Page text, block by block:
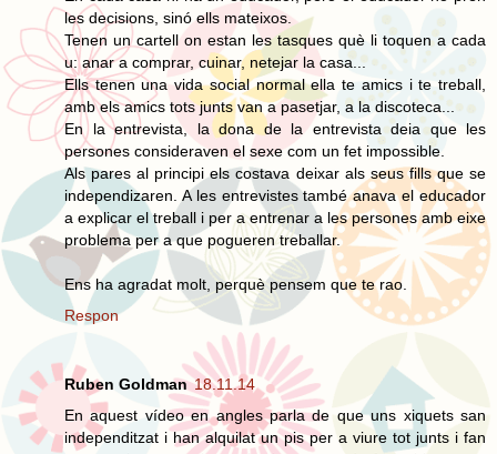
les decisions, sinó ells mateixos.
Tenen un cartell on estan les tasques què li toquen a cada
u: anar a comprar, cuinar, netejar la casa...
Ells tenen una vida social normal ella te amics i te treball,
amb els amics tots junts van a pasetjar, a la discoteca...
En la entrevista, la dona de la entrevista deia que les
persones consideraven el sexe com un fet impossible.
Als pares al principi els costava deixar als seus fills que se
independizaren. A les entrevistes també anava el educador
a explicar el treball i per a entrenar a les persones amb eixe
problema per a que pogueren treballar.
Ens ha agradat molt, perquè pensem que te rao.
Respon
Ruben Goldman 18.11.14
En aquest vídeo en angles parla de que uns xiquets san
independitzat i han alquilat un pis per a viure tot junts i fan